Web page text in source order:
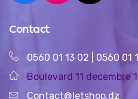
Contact
0560 01 13 02 0560 01
Boulevard 11 decembre
Contact@letshop.dz